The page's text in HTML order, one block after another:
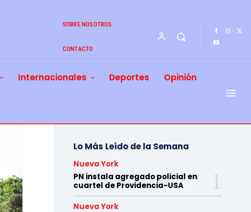
SOBRE NOSOTROS
CONTACTO
Internacionales Deportes Opinión
Lo Más Leído de la Semana
Nueva York
PN instala agregado policial en
cuartel de Providencia-USA
Nueva York